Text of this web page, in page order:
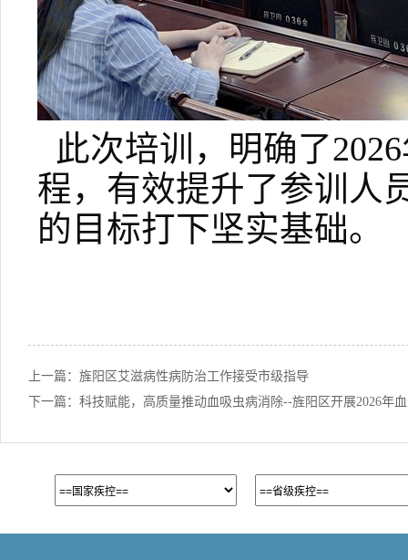
此次培训，明确了2026
程，有效提升了参训人
的目标打下坚实基础。
上一篇： 旌阳区艾滋病性病防治工作接受市级指导
下一篇： 科技赋能，高质量推动血吸虫病消除--旌阳区开展2026年